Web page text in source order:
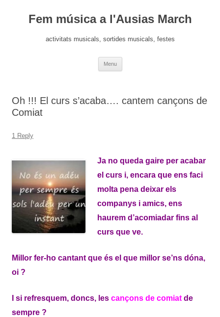
Fem música a l'Ausias March
activitats musicals, sortides musicals, festes
Menu
Oh !!! El curs s’acaba…. cantem cançons de
Comiat
1 Reply
Ja no queda gaire per acabar
el curs i, encara que ens faci
molta pena deixar els
companys i amics, ens
haurem d’acomiadar fins al
curs que ve.
Millor fer-ho cantant que és el que millor se’ns dóna,
oi ?
I si refresquem, doncs, les cançons de comiat de
sempre ?